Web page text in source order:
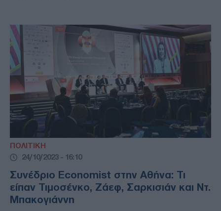
ΠΟΛΙΤΙΚΗ
24/10/2023 - 16:10
Συνέδριο Economist στην Αθήνα: Τι
είπαν Τιμοσένκο, Ζάεφ, Σαρκισιάν και Ντ.
Μπακογιάννη